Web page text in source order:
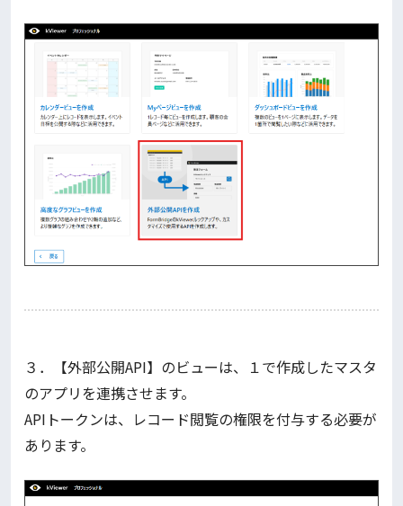
３．【外部公開API】のビューは、１で作成したマスタ
のアプリを連携させます。
APIトークンは、レコード閲覧の権限を付与する必要が
あります。